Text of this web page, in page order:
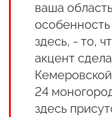
ваша
здесь, - то,
акцент
24
здесь